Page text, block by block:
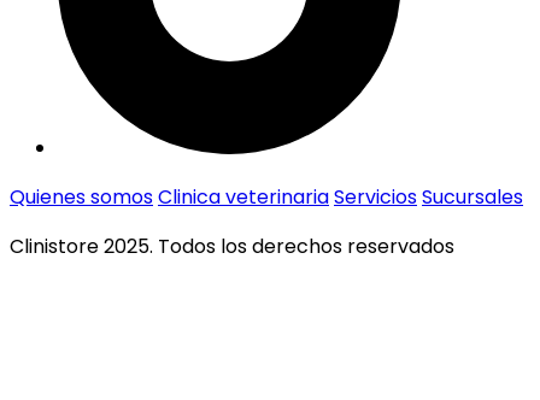
Quienes somosClinica veterinariaServiciosSucursales
Clinistore 2025. Todos los derechos reservados